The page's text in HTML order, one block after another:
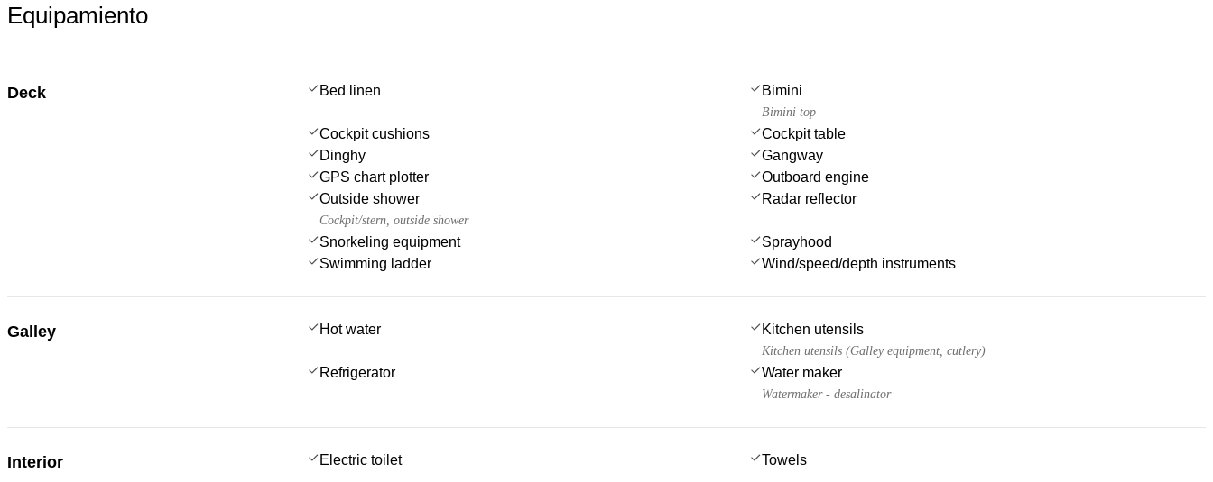
Equipamiento
Deck Bed linen Bimini
Bimini top
Cockpit cushions
Cockpit table
Dinghy
Gangway
GPS chart plotter
Outboard engine
Outside shower
Cockpit/stern, outside shower
Radar reflector
Snorkeling equipment
Sprayhood
Swimming ladder
Wind/speed/depth instruments
Galley Hot water Kitchen utensils
Kitchen utensils (Galley equipment, cutlery)
Refrigerator Water maker
Watermaker - desalinator
Interior Electric toilet Towels